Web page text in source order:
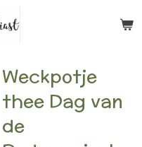
Weckpotje
thee Dag van
de